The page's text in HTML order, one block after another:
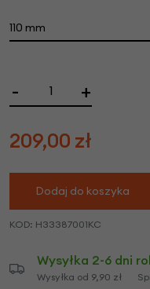
110 mm
- +
209,00 zł
Dodaj do koszyka
KOD: H33387001KC
Wysyłka 2-6 dni
Wysyłka od 9,90 zł